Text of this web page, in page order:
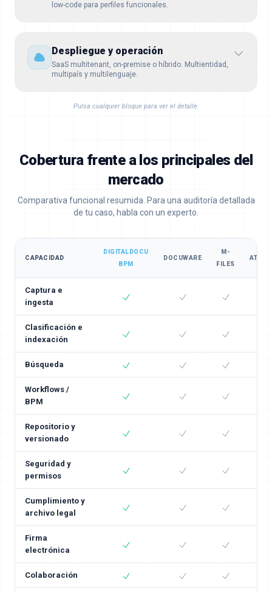
low-code para perfiles funcionales.
Despliegue y operación
SaaS multitenant, on-premise o híbrido. Multientidad,
multipaís y multilenguaje.
Pulsa cualquier bloque para ver el detalle.
Cobertura frente a los principales del
mercado
Comparativa funcional resumida. Para una auditoría detallada
de tu caso, habla con un experto.
CAPACIDAD
DIGITALDOCU
BPM
DOCUWARE
M-
FILES
Captura e
ingesta
Clasificación e
indexación
Búsqueda
Workflows /
BPM
Repositorio y
versionado
Seguridad y
permisos
Cumplimiento y
archivo legal
Firma
electrónica
Colaboración